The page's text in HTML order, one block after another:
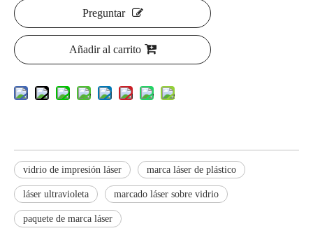
Preguntar
Añadir al carrito
vidrio de impresión láser marca láser de plástico
láser ultravioleta marcado láser sobre vidrio
paquete de marca láser